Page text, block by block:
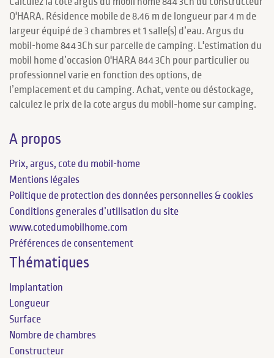
O'HARA. Résidence mobile de 8.46 m de longueur par 4 m de
largeur équipé de 3 chambres et 1 salle(s) d’eau. Argus du
mobil-home 844 3Ch sur parcelle de camping. L'estimation du
mobil home d’occasion O'HARA 844 3Ch pour particulier ou
professionnel varie en fonction des options, de
l’emplacement et du camping. Achat, vente ou déstockage,
calculez le prix de la cote argus du mobil-home sur camping.
A propos
Prix, argus, cote du mobil-home
Mentions légales
Politique de protection des données personnelles & cookies
Conditions generales d’utilisation du site
www.cotedumobilhome.com
Préférences de consentement
Thématiques
Implantation
Longueur
Surface
Nombre de chambres
Constructeur